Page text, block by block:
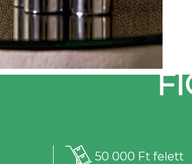
50 000 Ft felett